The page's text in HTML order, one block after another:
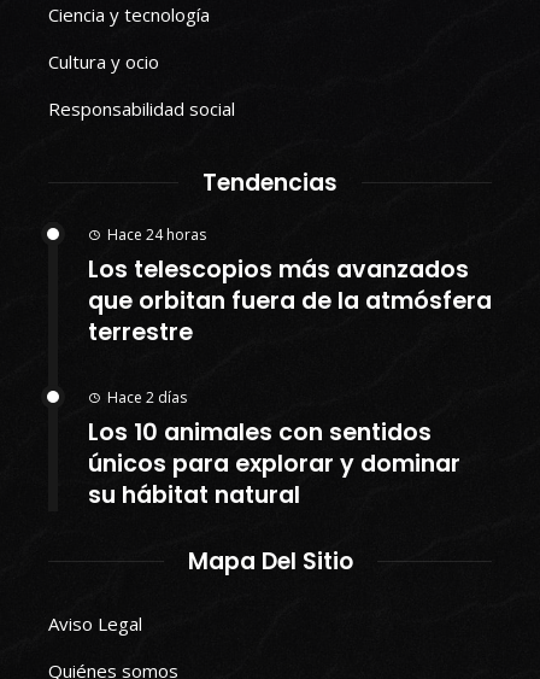
Ciencia y tecnología
Cultura y ocio
Responsabilidad social
Tendencias
Hace 24 horas
Los telescopios más avanzados
que orbitan fuera de la atmósfera
terrestre
Hace 2 días
Los 10 animales con sentidos
únicos para explorar y dominar
su hábitat natural
Mapa Del Sitio
Aviso Legal
Quiénes somos